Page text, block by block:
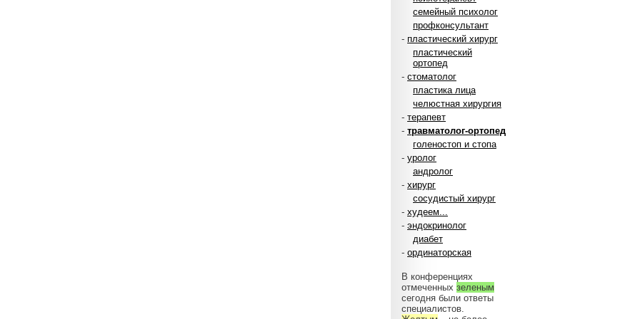
семейный психолог
профконсультант
- пластический хирург
пластический
ортопед
- стоматолог
пластика лица
челюстная хирургия
- терапевт
- травматолог-ортопед
голеностоп и стопа
- уролог
андролог
- хирург
сосудистый хирург
- худеем...
- эндокринолог
диабет
- ординаторская
В конференциях
отмеченных зеленым
сегодня были ответы
специалистов.